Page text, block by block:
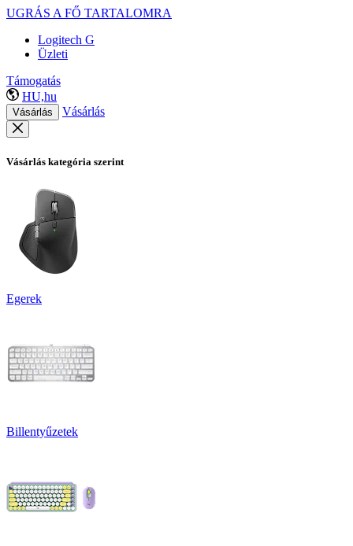
UGRÁS A FŐ TARTALOMRA
Logitech G
Üzleti
Támogatás
HU,hu
Vásárlás Vásárlás
Vásárlás kategória szerint
Egerek
Billentyűzetek